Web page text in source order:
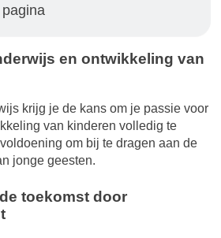
en ontwikkeling van
krijg je de kans om je passie voor
van kinderen volledig te
om bij te dragen aan de
jonge geesten.
toekomst door